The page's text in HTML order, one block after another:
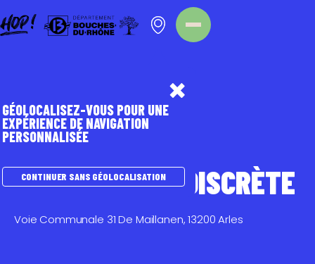
LA CAMARGUE DISCRÈTE
Voie Communale 31 De Maillanen, 13200 Arles
GÉOLOCALISEZ-VOUS POUR UNE
EXPÉRIENCE DE NAVIGATION
PERSONNALISÉE
CONTINUER SANS GÉOLOCALISATION